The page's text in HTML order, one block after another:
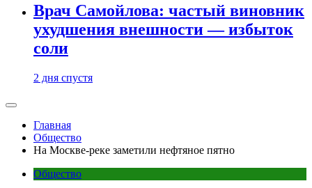
Врач Самойлова: частый виновник
ухудшения внешности — избыток
соли
2 дня спустя
Главная
Общество
На Москве-реке заметили нефтяное пятно
Общество